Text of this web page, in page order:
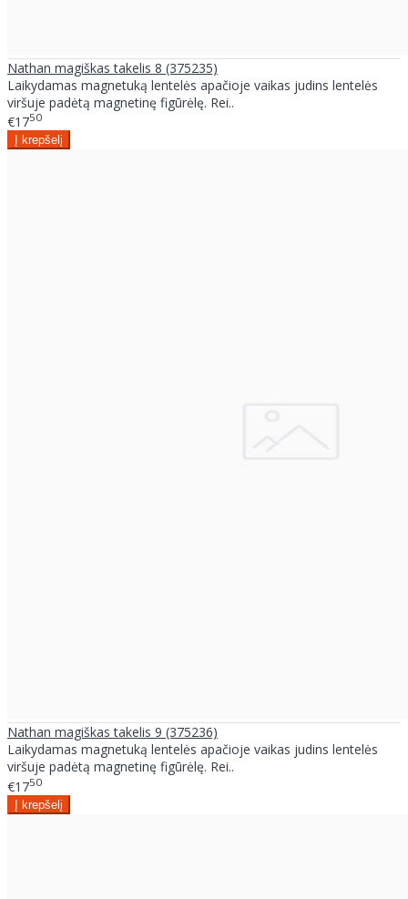
Nathan magiškas takelis 8 (375235)
Laikydamas magnetuką lentelės apačioje vaikas judins lentelės
viršuje padėtą magnetinę figūrėlę. Rei..
€1750
Nathan magiškas takelis 9 (375236)
Laikydamas magnetuką lentelės apačioje vaikas judins lentelės
viršuje padėtą magnetinę figūrėlę. Rei..
€1750